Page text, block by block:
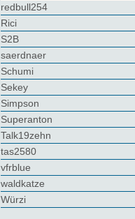
redbull254
Rici
S2B
saerdnaer
Schumi
Sekey
Simpson
Superanton
Talk19zehn
tas2580
vfrblue
waldkatze
Würzi